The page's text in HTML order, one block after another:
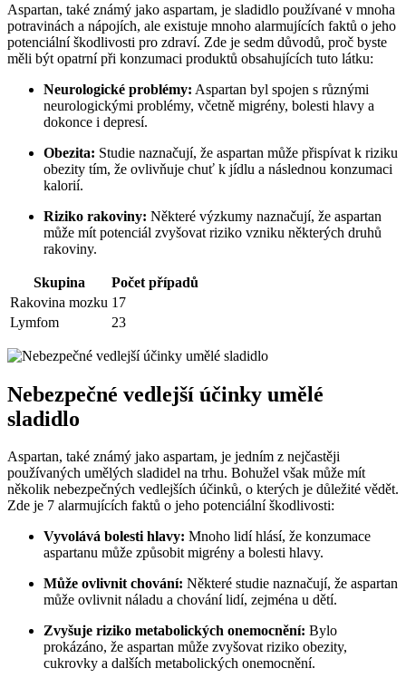
Aspartan, také známý jako aspartam, je sladidlo používané v mnoha
potravinách a nápojích, ale existuje mnoho alarmujících faktů o jeho
potenciální škodlivosti pro zdraví. Zde je sedm důvodů, proč byste
měli být opatrní při konzumaci produktů obsahujících tuto látku:
Neurologické problémy: Aspartan byl spojen s různými
neurologickými problémy, včetně migrény, bolesti hlavy a
dokonce i depresí.
Obezita: Studie naznačují, že aspartan může přispívat k riziku
obezity tím, že ovlivňuje chuť k jídlu a následnou konzumaci
kalorií.
Riziko rakoviny: Některé výzkumy naznačují, že aspartan
může mít potenciál zvyšovat riziko vzniku některých druhů
rakoviny.
Skupina
Počet případů
Rakovina mozku 17
Lymfom
23
Nebezpečné vedlejší účinky umělé
sladidlo
Aspartan, také známý jako aspartam, je jedním z nejčastěji
používaných umělých sladidel na trhu. Bohužel však může mít
několik nebezpečných vedlejších účinků, o kterých je důležité vědět.
Zde je 7 alarmujících faktů o jeho potenciální škodlivosti:
Vyvolává bolesti hlavy: Mnoho lidí hlásí, že konzumace
aspartanu může způsobit migrény a bolesti hlavy.
Může ovlivnit chování: Některé studie naznačují, že aspartan
může ovlivnit náladu a chování lidí, zejména u dětí.
Zvyšuje riziko metabolických onemocnění: Bylo
prokázáno, že aspartan může zvyšovat riziko obezity,
cukrovky a dalších metabolických onemocnění.